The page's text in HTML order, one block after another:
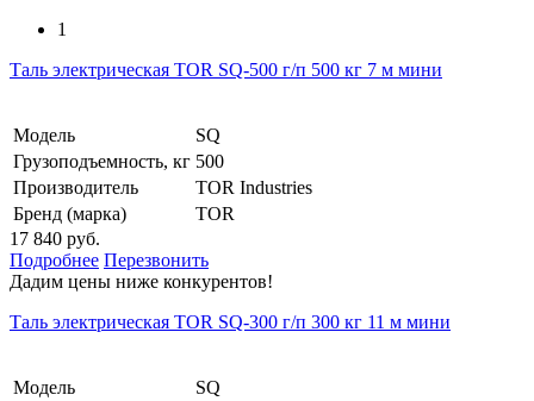
1
Таль электрическая TOR SQ-500 г/п 500 кг 7 м мини
Модель
SQ
Грузоподъемность, кг 500
Производитель
TOR Industries
Бренд (марка)
TOR
17 840 руб.
Подробнее Перезвонить
Дадим цены ниже конкурентов!
Таль электрическая TOR SQ-300 г/п 300 кг 11 м мини
Модель
SQ